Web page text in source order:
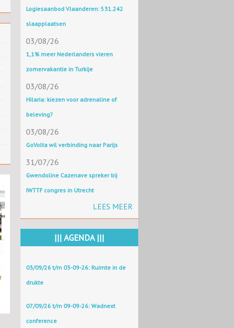
Logiesaanbod Vlaanderen: 531.242
slaapplaatsen
03/08/26
1,1% meer Nederlanders vieren
zomervakantie in Turkije
03/08/26
Hilaria: kiezen voor adrenaline of
beleving?
03/08/26
GoVolta wil verbinding naar Parijs
31/07/26
Gwendoline Cazenave spreker bij
IWTTF congres in Utrecht
LEES MEER
||| AGENDA |||
03/09/26 t/m 03-09-26: Ruimte in de
drukte
07/09/26 t/m 09-09-26: Wadnext
conference